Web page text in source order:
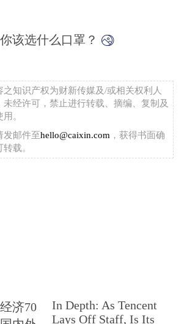
该选什么口罩？
之知识产权为财新传媒及/或相关权利人
经许可，禁止进行转载、摘编、复制及
。
发邮件至hello@caixin.com ，获得书面确
载。
济70
In Depth: As Tencent
Lays Off Staff, Is Its